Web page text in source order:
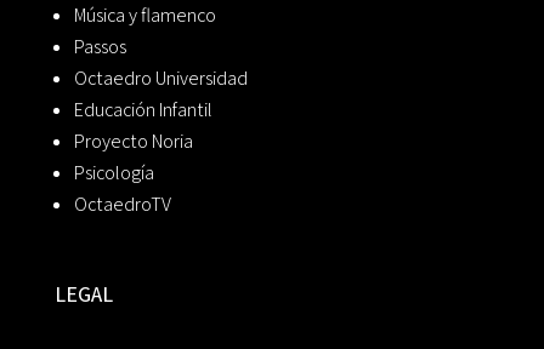
Música y flamenco
Passos
Octaedro Universidad
Educación Infantil
Proyecto Noria
Psicología
OctaedroTV
LEGAL